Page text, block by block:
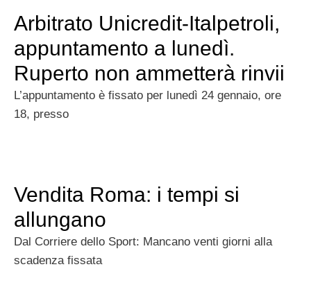
Arbitrato Unicredit-Italpetroli,
appuntamento a lunedì.
Ruperto non ammetterà rinvii
L’appuntamento è fissato per lunedì 24 gennaio, ore
18, presso
Vendita Roma: i tempi si
allungano
Dal Corriere dello Sport: Mancano venti giorni al­la
scadenza fissata